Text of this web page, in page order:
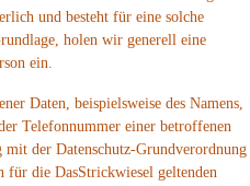
und besteht für eine solche
holen wir generell eine
ein.
Daten, beispielsweise des Namens,
Telefonnummer einer betroffenen
der Datenschutz-Grundverordnung
die DasStrickwiesel geltenden